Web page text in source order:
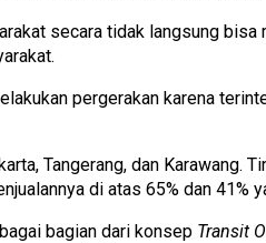
secara tidak langsung
pergerakan karena
Tangerang, dan Karawang.
di atas 65% dan 41%
bagian dari konsep Transit